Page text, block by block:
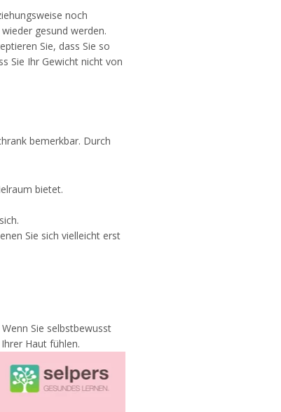
noch
gesund werden.
Sie, dass Sie so
Sie Ihr Gewicht nicht von
bemerkbar. Durch
bietet.
Sie sich vielleicht erst
Wenn Sie selbstbewusst
Haut fühlen.